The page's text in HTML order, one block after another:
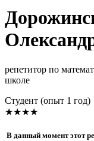
репетитор по
школе
Cтудент (опыт 1 год)
★★★★
В данный момент этот